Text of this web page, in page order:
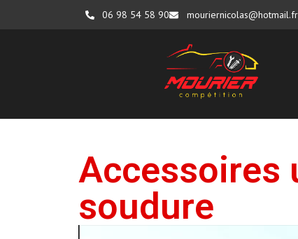
06 98 54 58 90 mouriernicolas@hotmail.fr
Accessoires
soudure